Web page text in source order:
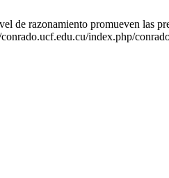
razonamiento promueven las
index.php/